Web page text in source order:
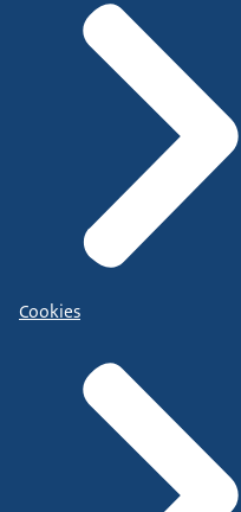
Cookies